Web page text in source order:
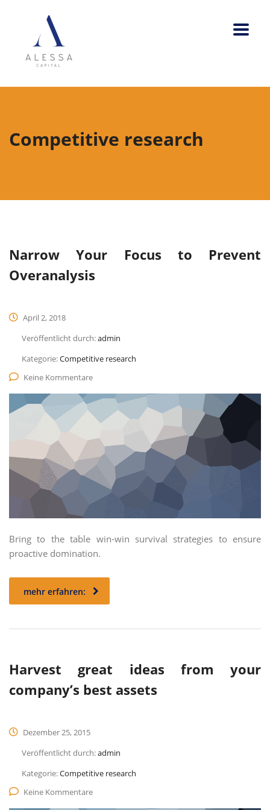
Competitive research
Narrow Your Focus to Prevent
Overanalysis
April 2, 2018
Veröffentlicht durch:admin
Kategorie:Competitive research
Keine Kommentare
Bring to the table win-win survival strategies to ensure
proactive domination.
mehr erfahren:
Harvest great ideas from your
company’s best assets
Dezember 25, 2015
Veröffentlicht durch:admin
Kategorie:Competitive research
Keine Kommentare